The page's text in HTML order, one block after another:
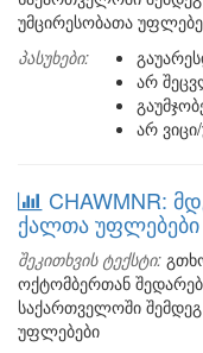
უმცირესობათა
პასუხები:
არ
არ
CHAWMNR:
ქალთა უფლებები
შეკითხვის ტექსტი:
ოქტომბერთან
საქართველოში
უფლებები